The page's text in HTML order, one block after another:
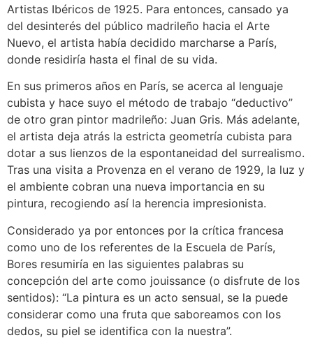
Artistas Ibéricos de 1925. Para entonces, cansado ya
del desinterés del público madrileño hacia el Arte
Nuevo, el artista había decidido marcharse a París,
donde residiría hasta el final de su vida.
En sus primeros años en París, se acerca al lenguaje
cubista y hace suyo el método de trabajo “deductivo”
de otro gran pintor madrileño: Juan Gris. Más adelante,
el artista deja atrás la estricta geometría cubista para
dotar a sus lienzos de la espontaneidad del surrealismo.
Tras una visita a Provenza en el verano de 1929, la luz y
el ambiente cobran una nueva importancia en su
pintura, recogiendo así la herencia impresionista.
Considerado ya por entonces por la crítica francesa
como uno de los referentes de la Escuela de París,
Bores resumiría en las siguientes palabras su
concepción del arte como jouissance (o disfrute de los
sentidos): “La pintura es un acto sensual, se la puede
considerar como una fruta que saboreamos con los
dedos, su piel se identifica con la nuestra”.